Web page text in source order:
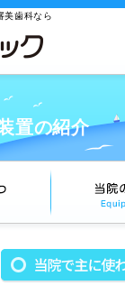
美歯科なら
置の紹介